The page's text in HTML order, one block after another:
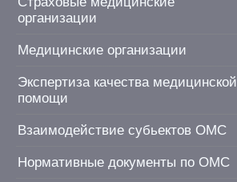
организации
Медицинские организации
Экспертиза качества медицинской
помощи
Взаимодействие субьектов ОМС
Нормативные документы по ОМС